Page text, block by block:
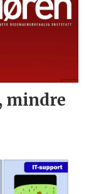
mindre